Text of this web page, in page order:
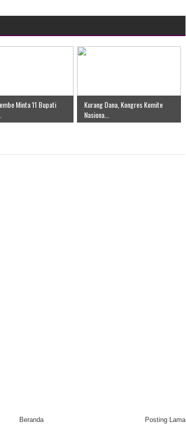
Minta 11 Bupati
Kurang Dana, Kongres Komite
Nasiona...
Posting Lama
Beranda